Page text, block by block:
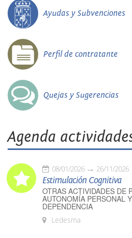
Ayudas y Subvenciones
Perfil de contratante
Quejas y Sugerencias
Agenda
08/01/2026 26/11/2026
Estimulación Cognitiva
OTRAS ACTIVIDADES DE
AUTONOMÍA PERSONAL
DEPENDENCIA
Ledesma